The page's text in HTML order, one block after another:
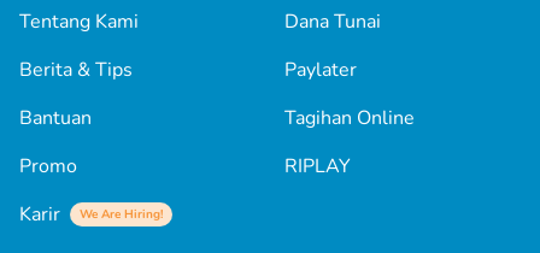
Tentang Kami
Berita & Tips
Bantuan
Promo
Karir
We Are Hiring!
Dana Tunai
Paylater
Tagihan Online
RIPLAY